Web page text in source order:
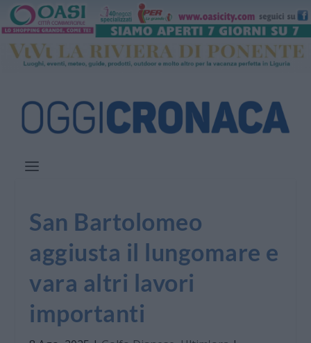
San Bartolomeo
aggiusta il lungomare e
vara altri lavori
importanti